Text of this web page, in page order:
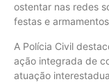
ostentar nas redes
festas e
A Polícia Civil
ação integrada de
atuação